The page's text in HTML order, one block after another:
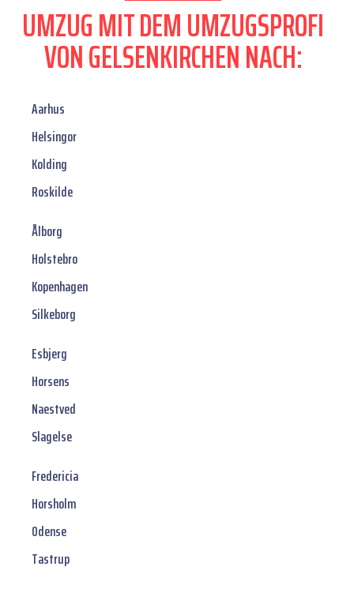
UMZUG MIT DEM UMZUGSPROFI
VON GELSENKIRCHEN NACH:
Aarhus
Helsingor
Kolding
Roskilde
Ålborg
Holstebro
Kopenhagen
Silkeborg
Esbjerg
Horsens
Naestved
Slagelse
Fredericia
Horsholm
Odense
Tastrup